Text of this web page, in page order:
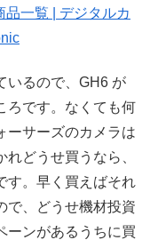
品一覧 | デジタルカ
いるので、GH6 が
ろです。なくても何
ーサーズのカメラは
どうせ買うなら、
す。早く買えばそれ
で、どうせ機材投資
ーンがあるうちに買